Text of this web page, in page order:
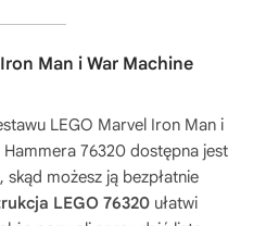
Man i War Machine
LEGO Marvel Iron Man i
76320 dostępna jest
, skąd możesz ją bezpłatnie
LEGO 76320 ułatwi